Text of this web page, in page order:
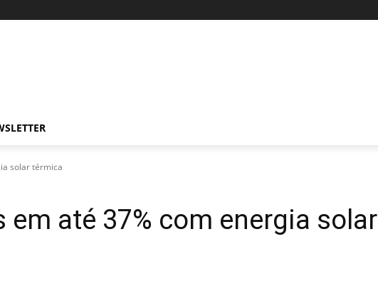
solar térmica
até 37% com energia solar